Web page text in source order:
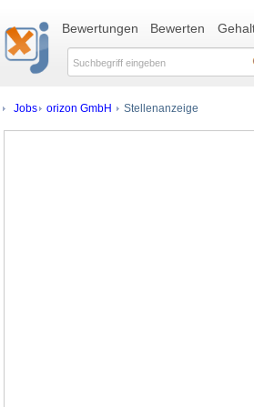
Bewertungen Bewerten
Jobs orizon GmbH Stellenanzeige